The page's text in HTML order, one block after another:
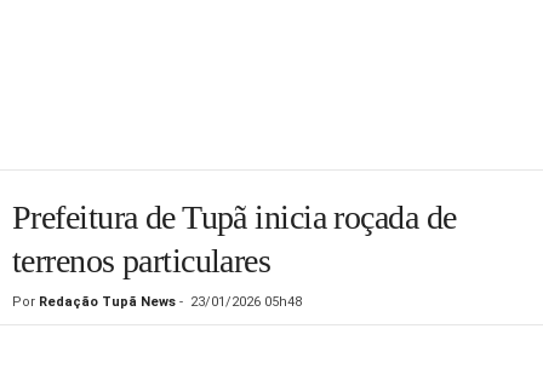
Prefeitura de Tupã inicia roçada de
terrenos particulares
Por Redação Tupã News - 23/01/2026 05h48